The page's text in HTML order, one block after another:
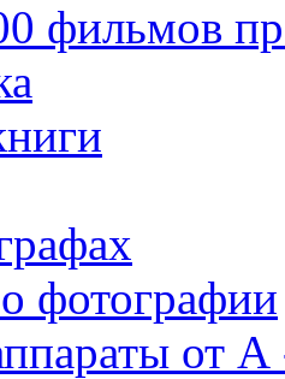
фильмов
фотографии
от А